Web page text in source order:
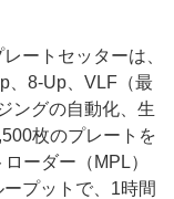
ートセッターは、
、8-Up、VLF（最
ングの自動化、生
枚のプレートを
ーダー（MPL）
プットで、1時間